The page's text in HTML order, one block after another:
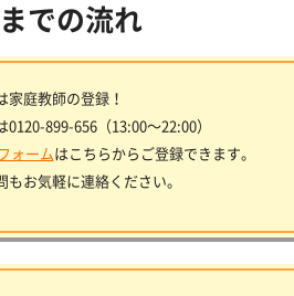
での流れ
家庭教師の登録！
0120-899-656（13:00〜22:00）
ォームはこちらからご登録できます。
もお気軽に連絡ください。